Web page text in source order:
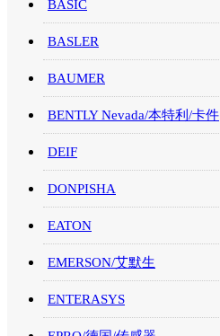
BASIC
BASLER
BAUMER
BENTLY Nevada/本特利/卡件
DEIF
DONPISHA
EATON
EMERSON/艾默生
ENTERASYS